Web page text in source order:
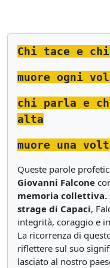
Chi tace e
muore ogni
chi parla e
alta
muore una
Queste parole
Giovanni Falcone
memoria collettiva.
strage di Capaci,
integrità, coraggio e
La ricorrenza di
riflettere sul suo
lasciato al nostro